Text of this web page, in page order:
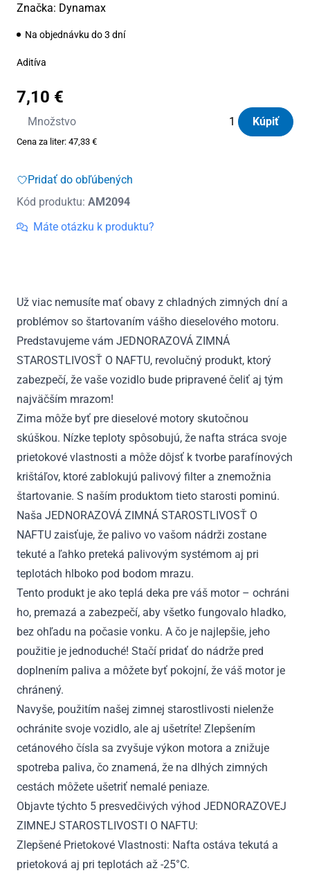
Značka: Dynamax
Na objednávku do 3 dní
Aditíva
7,10 €
Množstvo
množstvo
DYNAMAX
STAROSTLIVOSŤ
O
NAFTU
Kúpiť
Cena za liter: 47,33 €
Pridať do obľúbených
Kód produktu: AM2094
Máte otázku k produktu?
Už viac nemusíte mať obavy z chladných zimných dní a
problémov so štartovaním vášho dieselového motoru.
Predstavujeme vám JEDNORAZOVÁ ZIMNÁ
STAROSTLIVOSŤ O NAFTU, revolučný produkt, ktorý
zabezpečí, že vaše vozidlo bude pripravené čeliť aj tým
najväčším mrazom!
Zima môže byť pre dieselové motory skutočnou
skúškou. Nízke teploty spôsobujú, že nafta stráca svoje
prietokové vlastnosti a môže dôjsť k tvorbe parafínových
krištáľov, ktoré zablokujú palivový filter a znemožnia
štartovanie. S naším produktom tieto starosti pominú.
Naša JEDNORAZOVÁ ZIMNÁ STAROSTLIVOSŤ O
NAFTU zaisťuje, že palivo vo vašom nádrži zostane
tekuté a ľahko preteká palivovým systémom aj pri
teplotách hlboko pod bodom mrazu.
Tento produkt je ako teplá deka pre váš motor – ochráni
ho, premazá a zabezpečí, aby všetko fungovalo hladko,
bez ohľadu na počasie vonku. A čo je najlepšie, jeho
použitie je jednoduché! Stačí pridať do nádrže pred
doplnením paliva a môžete byť pokojní, že váš motor je
chránený.
Navyše, použitím našej zimnej starostlivosti nielenže
ochránite svoje vozidlo, ale aj ušetríte! Zlepšením
cetánového čísla sa zvyšuje výkon motora a znižuje
spotreba paliva, čo znamená, že na dlhých zimných
cestách môžete ušetriť nemalé peniaze.
Objavte týchto 5 presvedčivých výhod JEDNORAZOVEJ
ZIMNEJ STAROSTLIVOSTI O NAFTU:
Zlepšené Prietokové Vlastnosti: Nafta ostáva tekutá a
prietoková aj pri teplotách až -25°C.